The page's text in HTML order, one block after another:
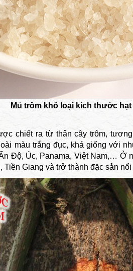
Mủ trôm khô loại kích thước
chiết ra từ thân cây trôm,
màu trắng đục, khá giống với
Độ, Úc, Panama, Việt Nam,… Ở
Tiền Giang và trở thành đặc sản